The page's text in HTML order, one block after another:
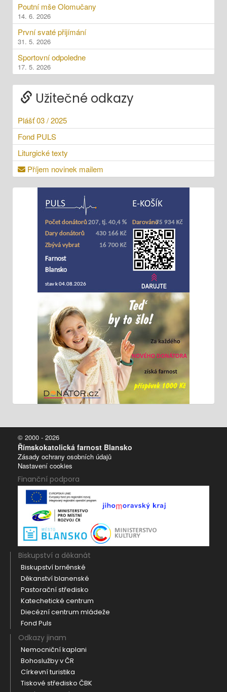
Poutní mše Olomučany
14. 6. 2026
První svaté přijímání
31. 5. 2026
Sportovní odpoledne
17. 5. 2026
Užitečné odkazy
Plášť 03 / 2025
Fond PULS
Liturgické texty
Příjem novinek mailem
© 2000 - 2026
Římskokatolická farnost Blansko
Zásady ochrany osobních údajů
Nastavení cookies
Finanční podpora
Biskupství a děkanát
Biskupství brněnské
Děkanství blanenské
Pastorační středisko
Katechetické centrum
Diecézní centrum mládeže
Fond Puls
Odkazy jinam
Nemocniční kaplani
Bohoslužby v ČR
Církevní turistika
Tiskové středisko ČBK